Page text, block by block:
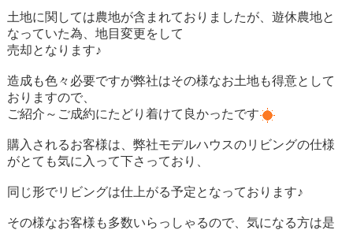
土地に関しては農地が含まれておりましたが、遊休農地と
なっていた為、地目変更をして
売却となります♪
造成も色々必要ですが弊社はその様なお土地も得意として
おりますので、
ご紹介～ご成約にたどり着けて良かったです
購入されるお客様は、弊社モデルハウスのリビングの仕様
がとても気に入って下さっており、
同じ形でリビングは仕上がる予定となっております♪
その様なお客様も多数いらっしゃるので、気になる方は是